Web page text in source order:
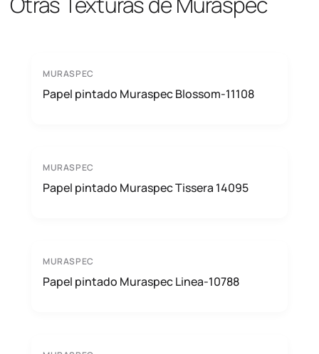
MURASPEC
Papel pintado Muraspec Blossom-11108
MURASPEC
Papel pintado Muraspec Tissera 14095
MURASPEC
Papel pintado Muraspec Linea-10788